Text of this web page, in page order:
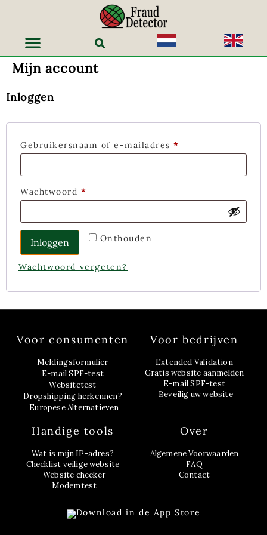
Mijn account
Inloggen
Gebruikersnaam of e-mailadres *
Wachtwoord *
Onthouden
Inloggen
Wachtwoord vergeten?
Voor consumenten
Meldingsformulier
E-mail SPF-test
Websitetest
Dropshipping herkennen?
Europese Alternatieven
Voor bedrijven
Extended Validation
Gratis website aanmelden
E-mail SPF-test
Beveilig uw website
Handige tools
Wat is mijn IP-adres?
Checklist veilige website
Website checker
Modemtest
Over
Algemene Voorwaarden
FAQ
Contact